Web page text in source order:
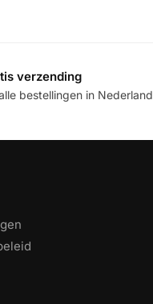
verzending
bestellingen in Nederland